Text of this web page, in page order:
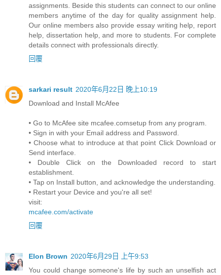
assignments. Beside this students can connect to our online
members anytime of the day for quality assignment help.
Our online members also provide essay writing help, report
help, dissertation help, and more to students. For complete
details connect with professionals directly.
回覆
sarkari result 2020年6月22日 晚上10:19
Download and Install McAfee
• Go to McAfee site mcafee.comsetup from any program.
• Sign in with your Email address and Password.
• Choose what to introduce at that point Click Download or
Send interface.
• Double Click on the Downloaded record to start
establishment.
• Tap on Install button, and acknowledge the understanding.
• Restart your Device and you're all set!
visit:
mcafee.com/activate
回覆
Elon Brown 2020年6月29日 上午9:53
You could change someone's life by such an unselfish act